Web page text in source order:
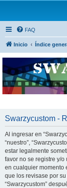
FAQ
Inicio Índice
Swarzycustom -
Al ingresar en
“nuestro”,
estar legalmente
favor no se registre y/o
en cualquier momento
que los revisase por
“Swarzycustom”